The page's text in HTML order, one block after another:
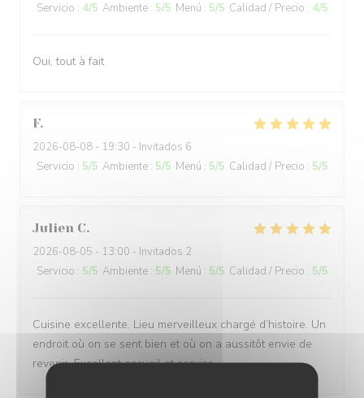
Servicio : 4/5 Ambiente : 5/5 Menú : 5/5 Calidad / Precio : 4/5
Oui, tout à fait
F
2026-08-08 - 19:30 - Invitados 6
Servicio : 5/5 Ambiente : 5/5 Menú : 5/5 Calidad / Precio : 5/5
Julien C
2026-08-05 - 13:00 - Invitados 2
Servicio : 5/5 Ambiente : 5/5 Menú : 5/5 Calidad / Precio : 5/5
Cuisine excellente. Lieu merveilleux chargé d’histoire. Un
endroit où on se sent bien et où on a aussitôt envie de
revenir. Excellent accueil et service.